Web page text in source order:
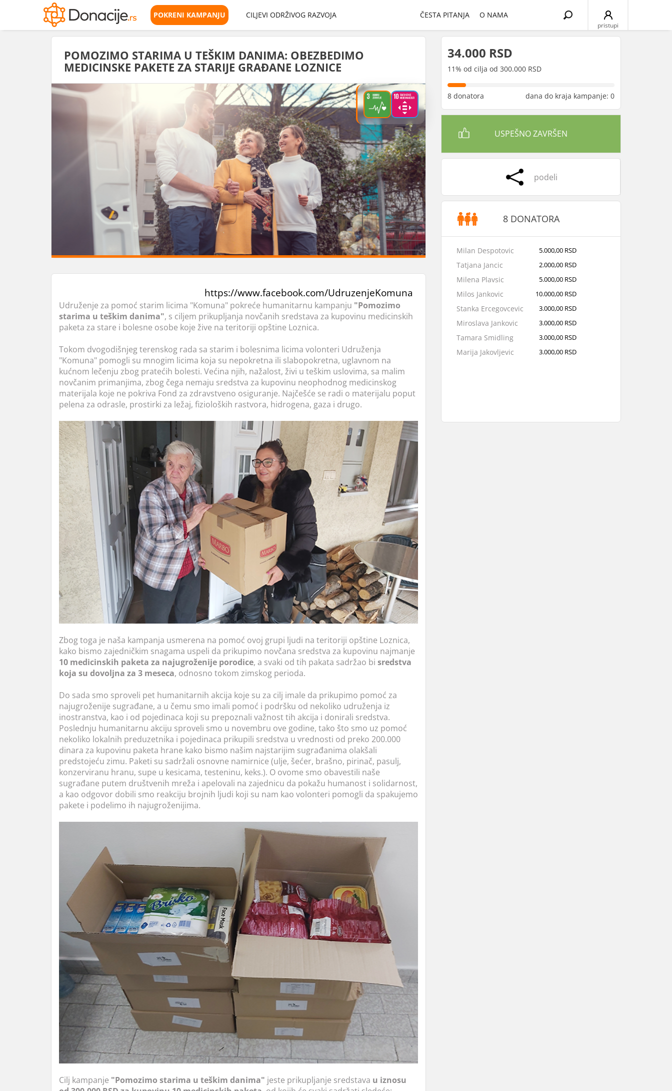
POKRENI KAMPANJU CILJEVI ODRŽIVOG RAZVOJA ČESTA PITANJA O NAMA
pristupi
Search
for:
POMOZIMO STARIMA U TEŠKIM DANIMA: OBEZBEDIMO
MEDICINSKE PAKETE ZA STARIJE GRAĐANE LOZNICE
https://www.facebook.com/UdruzenjeKomuna
Udruženje za pomoć starim licima "Komuna" pokreće humanitarnu kampanju "Pomozimo
starima u teškim danima", s ciljem prikupljanja novčanih sredstava za kupovinu medicinskih
paketa za stare i bolesne osobe koje žive na teritoriji opštine Loznica.
Tokom dvogodišnjeg terenskog rada sa starim i bolesnima licima volonteri Udruženja
"Komuna" pomogli su mnogim licima koja su nepokretna ili slabopokretna, uglavnom na
kućnom lečenju zbog pratećih bolesti. Većina njih, nažalost, živi u teškim uslovima, sa malim
novčanim primanjima, zbog čega nemaju sredstva za kupovinu neophodnog medicinskog
materijala koje ne pokriva Fond za zdravstveno osiguranje. Najčešće se radi o materijalu poput
pelena za odrasle, prostirki za ležaj, fizioloških rastvora, hidrogena, gaza i drugo.
Zbog toga je naša kampanja usmerena na pomoć ovoj grupi ljudi na teritoriji opštine Loznica,
kako bismo zajedničkim snagama uspeli da prikupimo novčana sredstva za kupovinu najmanje
10 medicinskih paketa za najugroženije porodice, a svaki od tih pakata sadržao bi sredstva
koja su dovoljna za 3 meseca, odnosno tokom zimskog perioda.
Do sada smo sproveli pet humanitarnih akcija koje su za cilj imale da prikupimo pomoć za
najugroženije sugrađane, a u čemu smo imali pomoć i podršku od nekoliko udruženja iz
inostranstva, kao i od pojedinaca koji su prepoznali važnost tih akcija i donirali sredstva.
Poslednju humanitarnu akciju sproveli smo u novembru ove godine, tako što smo uz pomoć
nekoliko lokalnih preduzetnika i pojedinaca prikupili sredstva u vrednosti od preko 200.000
dinara za kupovinu paketa hrane kako bismo našim najstarijim sugrađanima olakšali
predstojeću zimu. Paketi su sadržali osnovne namirnice (ulje, šećer, brašno, pirinač, pasulj,
konzerviranu hranu, supe u kesicama, testeninu, keks.). O ovome smo obavestili naše
sugrađane putem društvenih mreža i apelovali na zajednicu da pokažu humanost i solidarnost,
a kao odgovor dobili smo reakciju brojnih ljudi koji su nam kao volonteri pomogli da spakujemo
pakete i podelimo ih najugroženijima.
Cilj kampanje "Pomozimo starima u teškim danima" jeste prikupljanje sredstava u iznosu
34.000 RSD
11% od cilja od 300.000 RSD
8 donatora dana do kraja kampanje: 0
USPEŠNO ZAVRŠEN
podeli
8 DONATORA
Milan Despotovic 5.000,00 RSD
Tatjana Jancic 2.000,00 RSD
Milena Plavsic 5.000,00 RSD
Milos Jankovic 10.000,00 RSD
Stanka Ercegovcevic 3.000,00 RSD
Miroslava Jankovic 3.000,00 RSD
Tamara Smidling 3.000,00 RSD
Marija Jakovljevic 3.000,00 RSD